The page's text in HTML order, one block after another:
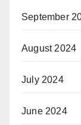
September
August 2024
July 2024
June 2024